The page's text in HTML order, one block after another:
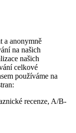
a anonymně
na našich
našich
celkové
používáme na
recenze, A/B-